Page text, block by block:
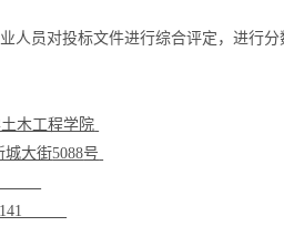
人员对投标文件进行综合评定，进行
木工程学院
城大街5088号